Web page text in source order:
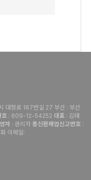
대청로 167번길 27 부산 : 부산
호 : 609-12-54252 대표 : 김태
자 : 관리자 통신판매업신고번호 :
이메일: